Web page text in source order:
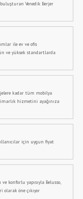
Venedik Berjer
ile ev ve ofis
ve yüksek standartlarda
kadar tüm mobilya
hizmetini ayağınıza
için uygun fiyat
konforlu yapısıyla Belusso,
olarak öne çıkıyor